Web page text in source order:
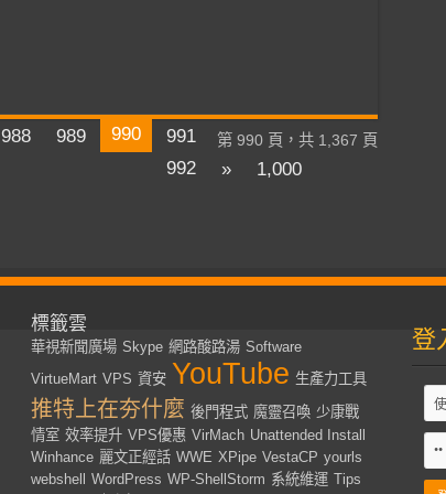
第 990 頁，共 1,367 頁
988 989 990
991
992
»
1,000
標籤雲
華視新聞廣場 Skype 網路酸路湯 Software
VirtueMart VPS 資安 YouTube 生產力工具
推特上在夯什麼 後門程式 魔靈召喚 少康戰
情室 效率提升 VPS優惠 VirMach Unattended Install
Winhance 麗文正經話 WWE XPipe VestaCP yourls
webshell
WordPress WP-ShellStorm 系統維運 Tips
登